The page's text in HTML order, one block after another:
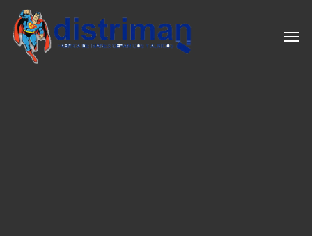
main
content